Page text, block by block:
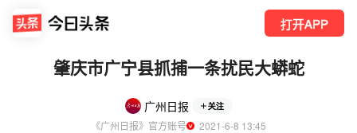
打开APP
肇庆市广宁县抓捕一条扰民大蟒蛇
广州日报 关注
《广州日报》官方账号
  2021-6-8 13:45